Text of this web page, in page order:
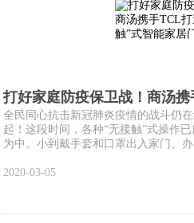
打好家庭防疫保卫战！商汤
全民同心抗击新冠肺炎疫情的战斗仍
起！这段时间，各种“无接触”式操作
为中。小到戴手套和口罩出入家门、
2020-03-05